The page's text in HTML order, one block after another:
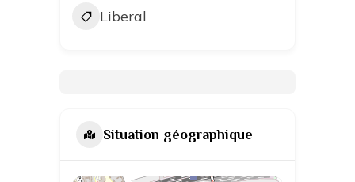
Liberal
Situation géographique